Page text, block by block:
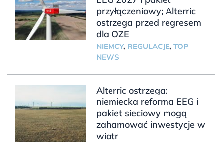
przyłączeniowy; Alterric
ostrzega przed regresem
dla OZE
NIEMCY, REGULACJE, TOP
NEWS
Alterric ostrzega:
niemiecka reforma EEG i
pakiet sieciowy mogą
zahamować inwestycje w
wiatr